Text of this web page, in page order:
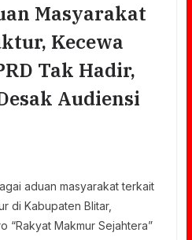
Masyarakat
Kecewa
Tak Hadir,
Audiensi
aduan masyarakat terkait
di Kabupaten Blitar,
“Rakyat Makmur Sejahtera”